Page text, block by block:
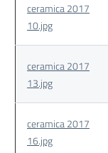
ceramica 2017
10.jpg
ceramica 2017
13.jpg
ceramica 2017
16.jpg